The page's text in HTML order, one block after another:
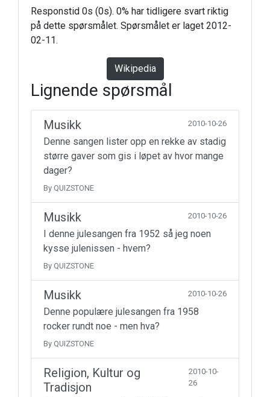
Responstid 0s (0s). 0% har tidligere svart riktig
på dette spørsmålet. Spørsmålet er laget 2012-
02-11.
Wikipedia
Lignende spørsmål
Musikk 2010-10-26
Denne sangen lister opp en rekke av stadig
større gaver som gis i løpet av hvor mange
dager?
By QUIZSTONE
Musikk 2010-10-26
I denne julesangen fra 1952 så jeg noen
kysse julenissen - hvem?
By QUIZSTONE
Musikk 2010-10-26
Denne populære julesangen fra 1958
rocker rundt noe - men hva?
By QUIZSTONE
Religion, Kultur og
Tradisjon
2010-10-
26